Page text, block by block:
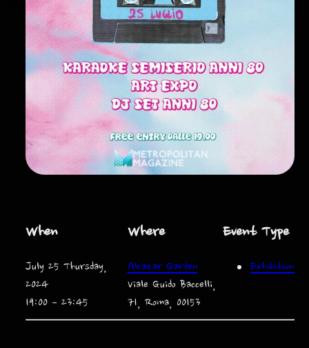
When
July 25 Thursday,
2024
19:00 – 23:45
Where
Alcazar Garden
Viale Guido Baccelli,
71, Roma, 00153
Event Type
Exhibition